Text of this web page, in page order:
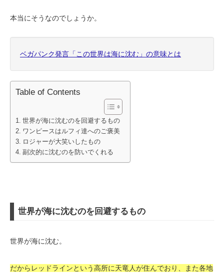
本当にそうなのでしょうか。
ベガパンク発言「この世界は海に沈む」の意味とは
Table of Contents
世界が海に沈むのを回避するもの
ワンピースはルフィ達へのご褒美
ロジャーが大笑いしたもの
副次的に沈むのを防いでくれる
世界が海に沈むのを回避するもの
世界が海に沈む。
だからレッドラインという高所に天竜人が住んでおり、また各地